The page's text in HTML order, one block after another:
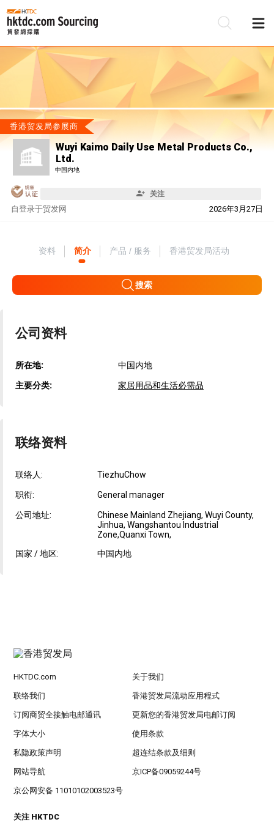
香港贸发局参展商
Wuyi Kaimo Daily Use Metal Products Co.,
Ltd.
中国内地
关注
自 2026年3月27日
登录于贸发网
资料 简介 产品 / 服务 香港贸发局活动
搜索
公司资料
所在地: 中国内地
主要分类: 家居用品和生活必需品
联络资料
联络人: TiezhuChow
职衔: General manager
公司地址:
Chinese Mainland Zhejiang, Wuyi County,
Jinhua, Wangshantou Industrial
Zone,Quanxi Town,
国家 / 地区:
中国内地
HKTDC.com 关于我们
联络我们 香港贸发局流动应用程式
订阅商贸全接触电邮通讯 更新您的香港贸发局电邮订阅
字体大小 使用条款
私隐政策声明 超连结条款及细则
网站导航 京ICP备09059244号
京公网安备 11010102003523号
关注 HKTDC